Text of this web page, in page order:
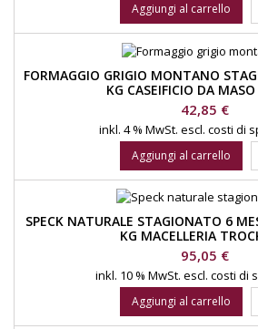
Aggiungi al carrello
FORMAGGIO GRIGIO MONTANO
KG CASEIFICIO DA MASO
Prezzo
42,85 €
inkl. 4 % MwSt. escl. costi di
Aggiungi al carrello
SPECK NATURALE STAGIONATO 6
KG MACELLERIA
Prezzo
95,05 €
inkl. 10 % MwSt. escl. costi di
Aggiungi al carrello